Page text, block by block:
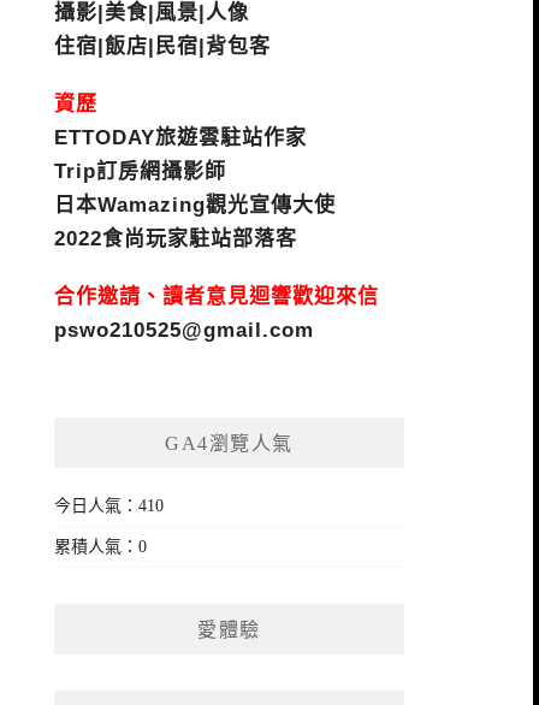
攝影|美食|風景|人像
住宿|飯店|民宿|背包客
資歷
ETTODAY旅遊雲駐站作家
Trip訂房網攝影師
日本Wamazing觀光宣傳大使
2022食尚玩家駐站部落客
合作邀請、讀者意見迴響歡迎來信
pswo210525@gmail.com
GA4瀏覽人氣
今日人氣：410
累積人氣：0
愛體驗